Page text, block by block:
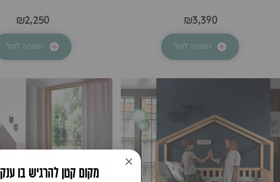
₪3,390
הוספה לסל
₪2,250
הוספה לסל
♥️מקום קטן להרגיש בו ענק